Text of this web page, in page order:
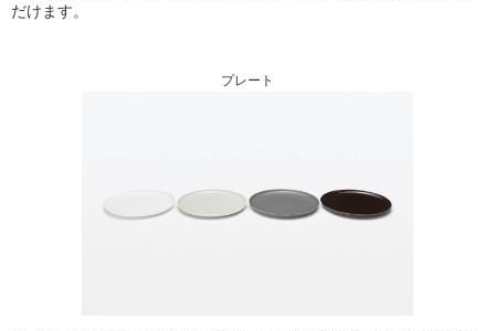
だけます。
プレート